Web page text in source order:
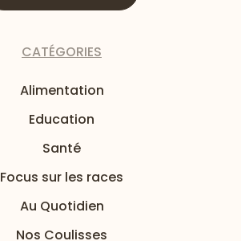
CATÉGORIES
Alimentation
Education
Santé
Focus sur les races
Au Quotidien
Nos Coulisses